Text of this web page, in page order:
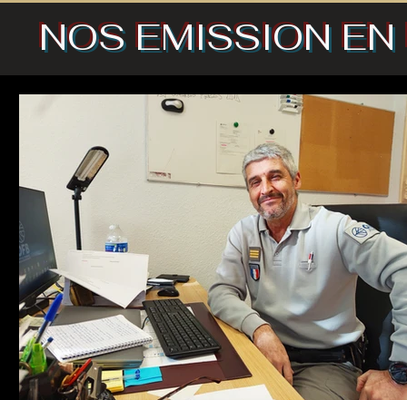
NOS EMISSION EN